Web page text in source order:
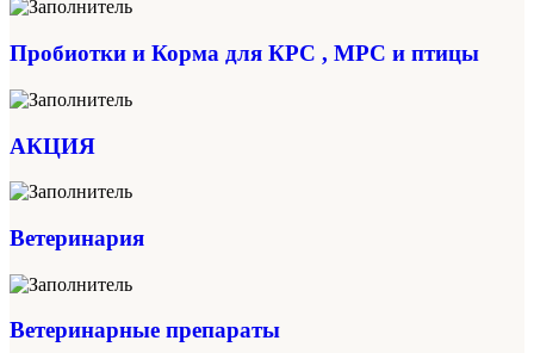
Пробиотки и Корма для КРС , МРС и птицы
АКЦИЯ
Ветеринария
Ветеринарные препараты